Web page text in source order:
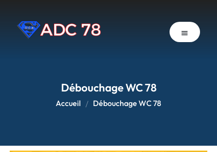
Débouchage WC 78
Accueil Débouchage WC 78